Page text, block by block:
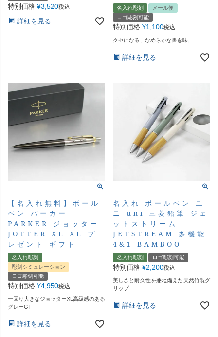
特別価格 ¥3,520税込
詳細を見る
名入れ彫刻
メール便
ロゴ彫刻可能
特別価格 ¥1,100税込
クセになる、なめらかな書き味。
詳細を見る
【名入れ無料】ボール
ペン パーカー
PARKER ジョッター
JOTTER XL XL プ
レゼント ギフト
名入れ彫刻
彫刻シミュレーション
ロゴ彫刻可能
特別価格 ¥4,950税込
一回り大きなジョッターXL高級感のある
グレーGT
詳細を見る
名入れ ボールペン ユ
ニ uni 三菱鉛筆 ジェ
ットストリーム
JETSTREAM 多機能
4&1 BAMBOO
名入れ彫刻 ロゴ彫刻可能
特別価格 ¥2,200税込
美しさと耐久性を兼ね備えた天然竹製グ
リップ
詳細を見る